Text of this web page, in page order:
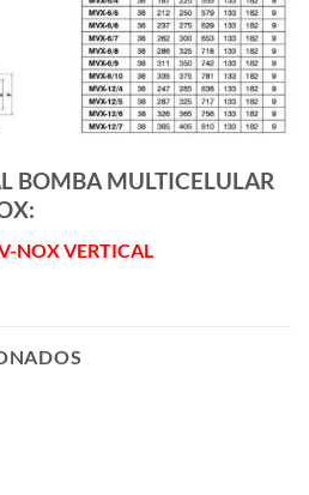
BOMBA MULTICELULAR
NOX VERTICAL